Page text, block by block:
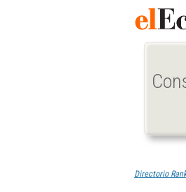
Directorio